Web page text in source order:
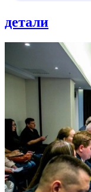
детали